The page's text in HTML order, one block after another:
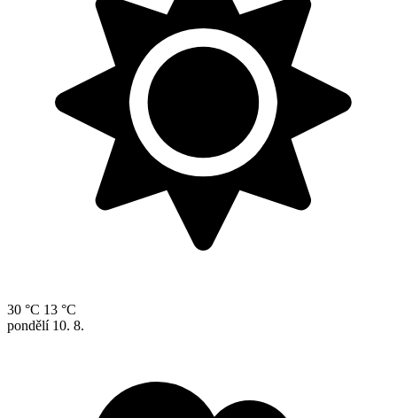
30 °C 13 °C
pondělí 10. 8.